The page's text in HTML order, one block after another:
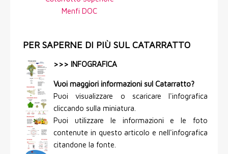
Menfi DOC
PER SAPERNE DI PIÙ SUL CATARRATTO
>>> INFOGRAFICA
Vuoi maggiori informazioni sul Catarratto?
Puoi visualizzare o scaricare l'infografica
cliccando sulla miniatura.
Puoi utilizzare le informazioni e le foto
contenute in questo articolo e nell'infografica
citandone la fonte.